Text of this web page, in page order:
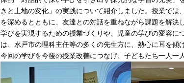
きと土地の変化」の実践について紹介しました。授業では
を深めるとともに、友達との対話を重ねながら課題を解
学びを実現するための授業づくりや、児童の学びの変容に
は、水戸市の理科主任等の多くの先生方に、熱心に耳を傾
今回の学びを今後の授業改善につなげ、子どもたち一人一